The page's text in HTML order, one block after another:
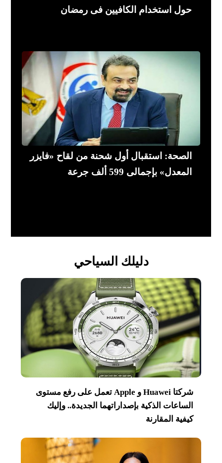
حول استخدام الكافيين فى رمضان
الصحة: استقبال أول شحنة من لقاح «فايزر
المعدل» بإجمالى 599 ألف جرعة
دليلك السياحي
شركتا Huawei و Apple تعمل على رفع مستوى
الساعات الذكية بإصداراتهما الجديدة.. وإليك
كيفية المقارنة